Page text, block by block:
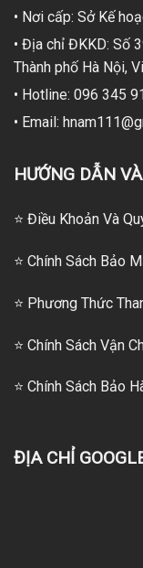
• Nơi cấp: Sở Kế
• Địa chỉ ĐKKD: Số
Thành phố Hà Nội,
• Hotline: 096 345
• Email:
HƯỚNG DẪN
⭐ Điều Khoản Và
⭐ Chính Sách Bảo
⭐ Phương Thức
⭐ Chính Sách Vận
⭐ Chính Sách Bảo
ĐỊA CHỈ